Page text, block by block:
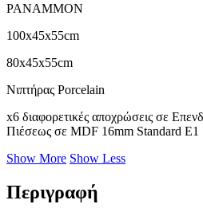
PANAMMON
100x45x55cm
80x45x55cm
Νιπτήρας Porcelain
x6 διαφορετικές αποχρώσεις σε
Πιέσεως σε MDF 16mm Standard E1
Show More Show Less
Περιγραφή